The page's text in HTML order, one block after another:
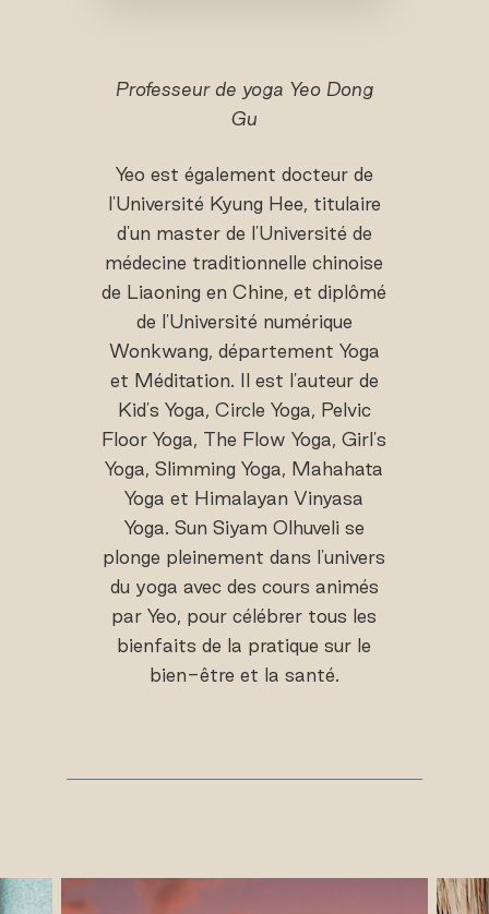
Professeur de yoga Yeo Dong
Gu
Yeo est également docteur de
l'Université Kyung Hee, titulaire
d'un master de l'Université de
médecine traditionnelle chinoise
de Liaoning en Chine, et diplômé
de l'Université numérique
Wonkwang, département Yoga
et Méditation. Il est l'auteur de
Kid's Yoga, Circle Yoga, Pelvic
Floor Yoga, The Flow Yoga, Girl's
Yoga, Slimming Yoga, Mahahata
Yoga et Himalayan Vinyasa
Yoga. Sun Siyam Olhuveli se
plonge pleinement dans l'univers
du yoga avec des cours animés
par Yeo, pour célébrer tous les
bienfaits de la pratique sur le
bien-être et la santé.